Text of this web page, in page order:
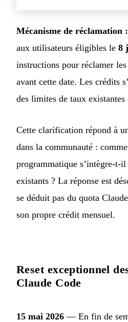
Mécanisme de réclamation :
aux utilisateurs éligibles le 8
instructions pour réclamer
avant cette date. Les crédits
des limites de taux existantes
Cette clarification répond à
dans la communauté :
programmatique s’intègre-t-il
existants ? La réponse est
se déduit pas du quota
son propre crédit mensuel.
Reset exceptionnel
Claude Code
15 mai 2026 — En fin de